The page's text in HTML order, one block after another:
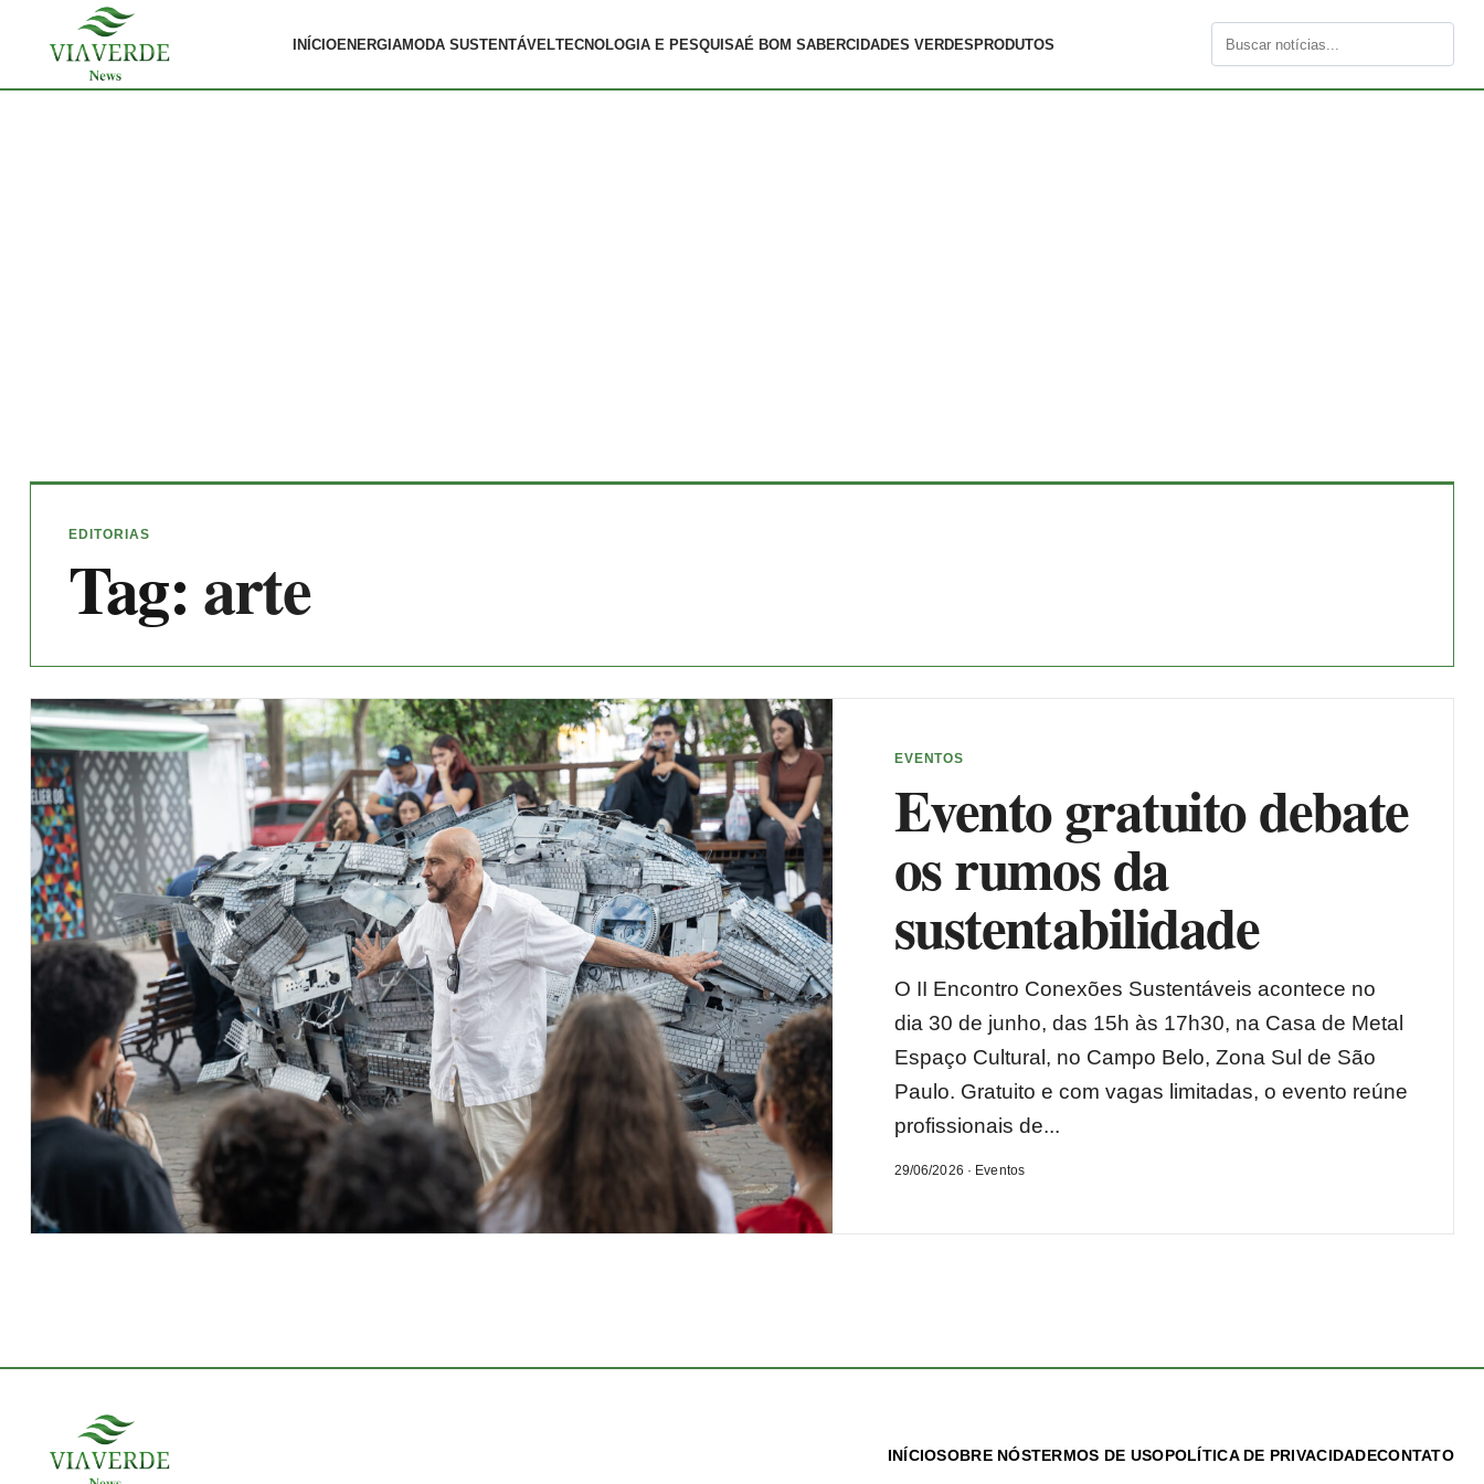
INÍCIOENERGIAMODA SUSTENTÁVELTECNOLOGIA E PESQUISAÉ BOM SABERCIDADES VERDES PRODUTOS
Buscar
EDITORIAS
Tag:arte
EVENTOS
Evento gratuito debate
os rumos da
sustentabilidade
O II Encontro Conexões Sustentáveis acontece no
dia 30 de junho, das 15h às 17h30, na Casa de Metal
Espaço Cultural, no Campo Belo, Zona Sul de São
Paulo. Gratuito e com vagas limitadas, o evento reúne
profissionais de...
29/06/2026 · Eventos
INÍCIOSOBRE NÓSTERMOS DE USOPOLÍTICA DE PRIVACIDADECONTATO